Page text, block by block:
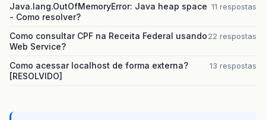
Java.lang.OutOfMemoryError: Java heap space
- Como resolver?
11 respostas
Como consultar CPF na Receita Federal usando
Web Service?
22 respostas
Como acessar localhost de forma externa?
[RESOLVIDO]
13 respostas